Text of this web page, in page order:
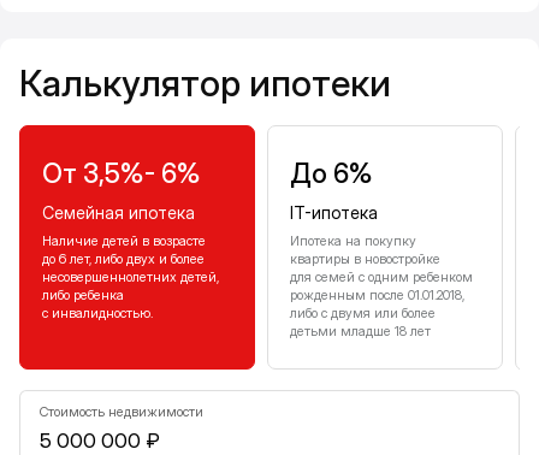
Калькулятор ипотеки
От 3,5%- 6%
Семейная ипотека
Наличие детей в возрасте
до 6 лет, либо двух и более
несовершеннолетних детей,
либо ребенка
с инвалидностью.
До 6%
IT-ипотека
Ипотека на покупку
квартиры в новостройке
для семей с одним ребенком
рожденным после 01.01.2018,
либо с двумя или более
детьми младше 18 лет
Стоимость недвижимости